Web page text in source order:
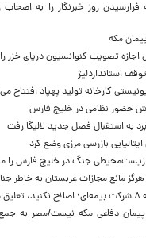
روز خبرنگار را به
تصویب کنوانسیون دریای خزر
استانداردلیژ
کارخانه تولید پهپاد افتتاح
حضور نظامی در خلیج فارس
به استقبال فصل جدید لالیگا رفت
ایتالیایی بازرسی مرزی وضع کرد
جنگ در خلیج فارس را
مانع مجازات عربستان به خاطر
دفاعی مکه نیست/مصر به جمع